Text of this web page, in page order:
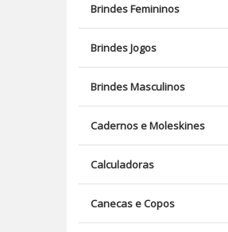
Brindes Femininos
Brindes Jogos
Brindes Masculinos
Cadernos e Moleskines
Calculadoras
Canecas e Copos